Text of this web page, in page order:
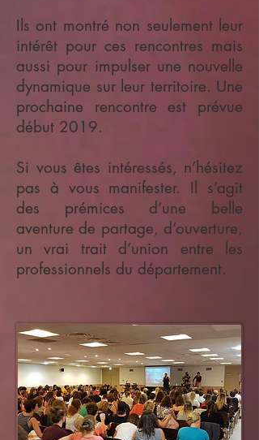
Ils ont montré non seulement leur
intérêt pour ces rencontres mais
aussi pour impulser une nouvelle
dynamique sur leur territoire. Une
prochaine rencontre est prévue
début 2019.
Si vous êtes intéressés, n’hésitez
pas à vous manifester. Il s’agit
des prémices d’une belle
aventure de partage, d’ouverture,
un vrai trait d’union entre les
professionnels du département.